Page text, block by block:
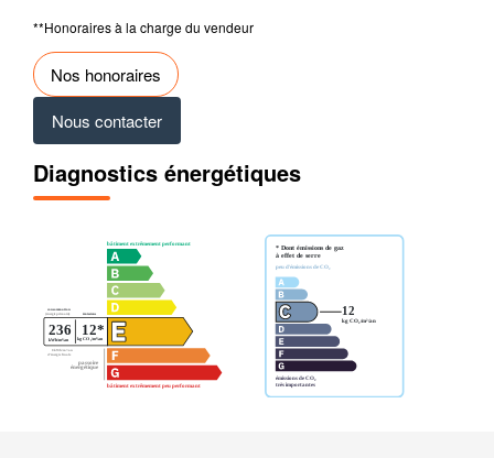
**Honoraires à la charge du vendeur
Nos honoraires
Nous contacter
Diagnostics énergétiques